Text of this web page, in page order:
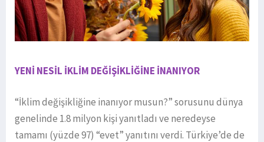
YENİ NESİL İKLİM DEĞİŞİKLİĞİNE İNANIYOR
“İklim değişikliğine inanıyor musun?” sorusunu dünya
genelinde 1.8 milyon kişi yanıtladı ve neredeyse
tamamı (yüzde 97) “evet” yanıtını verdi. Türkiye’de de